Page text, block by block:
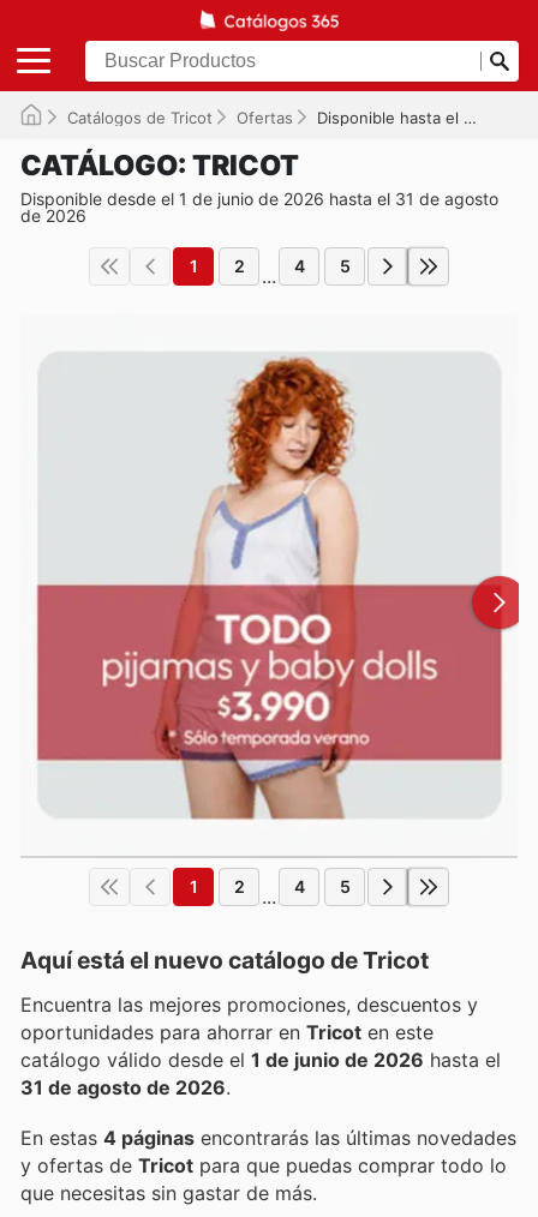
Catálogos de Tricot Ofertas Disponible hasta el 31-08-2026
CATÁLOGO: TRICOT
Disponible desde el 1 de junio de 2026 hasta el 31 de agosto
de 2026
1 2 ... 4 5
1 2 ... 4 5
Aquí está el nuevo catálogo deTricot
Encuentra las mejores promociones, descuentos y
oportunidades para ahorrar en Tricot en este
catálogo válido desde el 1 de junio de 2026 hasta el
31 de agosto de 2026.
En estas 4 páginas encontrarás las últimas novedades
y ofertas de Tricot para que puedas comprar todo lo
que necesitas sin gastar de más.